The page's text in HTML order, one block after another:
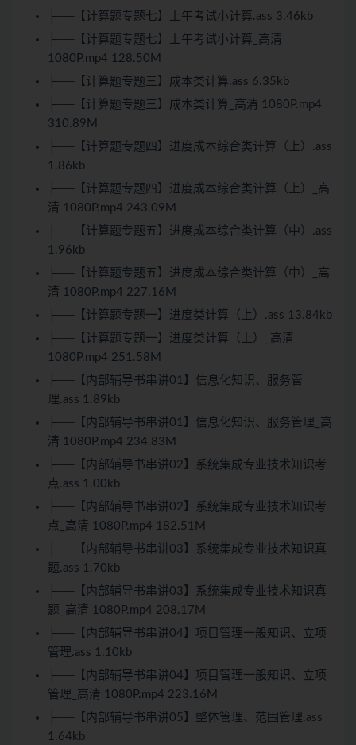
├──【计算题专题七】上午考试小计算.ass 3.46kb
├──【计算题专题七】上午考试小计算_高清
1080P.mp4 128.50M
├──【计算题专题三】成本类计算.ass 6.35kb
├──【计算题专题三】成本类计算_高清 1080P.mp4
310.89M
├──【计算题专题四】进度成本综合类计算（上）.ass
1.86kb
├──【计算题专题四】进度成本综合类计算（上）_高
清 1080P.mp4 243.09M
├──【计算题专题五】进度成本综合类计算（中）.ass
1.96kb
├──【计算题专题五】进度成本综合类计算（中）_高
清 1080P.mp4 227.16M
├──【计算题专题一】进度类计算（上）.ass 13.84kb
├──【计算题专题一】进度类计算（上）_高清
1080P.mp4 251.58M
├──【内部辅导书串讲01】信息化知识、服务管
理.ass 1.89kb
├──【内部辅导书串讲01】信息化知识、服务管理_高
清 1080P.mp4 234.83M
├──【内部辅导书串讲02】系统集成专业技术知识考
点.ass 1.00kb
├──【内部辅导书串讲02】系统集成专业技术知识考
点_高清 1080P.mp4 182.51M
├──【内部辅导书串讲03】系统集成专业技术知识真
题.ass 1.70kb
├──【内部辅导书串讲03】系统集成专业技术知识真
题_高清 1080P.mp4 208.17M
├──【内部辅导书串讲04】项目管理一般知识、立项
管理.ass 1.10kb
├──【内部辅导书串讲04】项目管理一般知识、立项
管理_高清 1080P.mp4 223.16M
├──【内部辅导书串讲05】整体管理、范围管理.ass
1.64kb